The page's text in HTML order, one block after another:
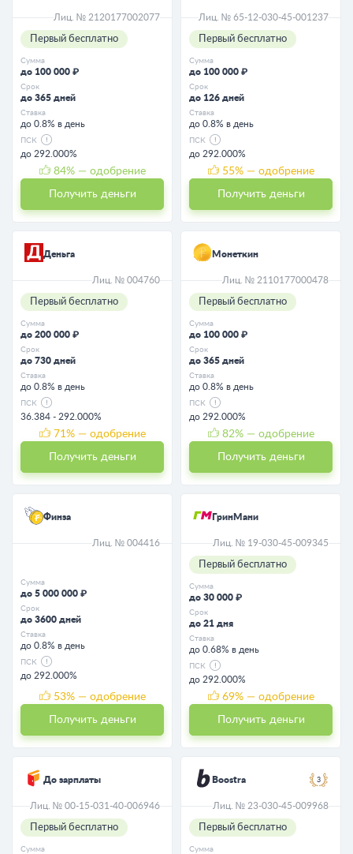
Лиц. № 2120177002077
Первый бесплатно
Сумма
до 100 000 ₽
Срок
до 365 дней
Ставка
до 0.8% в день
ПСК
до 292.000%
84% — одобрение
Получить деньги
Лиц. № 65-12-030-45-001237
Первый бесплатно
Сумма
до 100 000 ₽
Срок
до 126 дней
Ставка
до 0.8% в день
ПСК
до 292.000%
55% — одобрение
Получить деньги
Деньга
Лиц. № 004760
Первый бесплатно
Сумма
до 200 000 ₽
Срок
до 730 дней
Ставка
до 0.8% в день
ПСК
36.384 - 292.000%
71 % — одобрение
Получить деньги
Монеткин
Лиц. № 2110177000478
Первый бесплатно
Сумма
до 100 000 ₽
Срок
до 365 дней
Ставка
до 0.8% в день
ПСК
до 292.000%
82% — одобрение
Получить деньги
Финза
Лиц. № 004416
Сумма
до 5 000 000 ₽
Срок
до 3600 дней
Ставка
до 0.8% в день
ПСК
до 292.000%
53% — одобрение
Получить деньги
ГринМани
Лиц. № 19-030-45-009345
Первый бесплатно
Сумма
до 30 000 ₽
Срок
до 21 дня
Ставка
до 0.68% в день
ПСК
до 292.000%
69% — одобрение
Получить деньги
До зарплаты
Лиц. № 00-15-031-40-006946
Первый бесплатно
Сумма
Boostra 3
Лиц. № 23-030-45-009968
Первый бесплатно
Сумма